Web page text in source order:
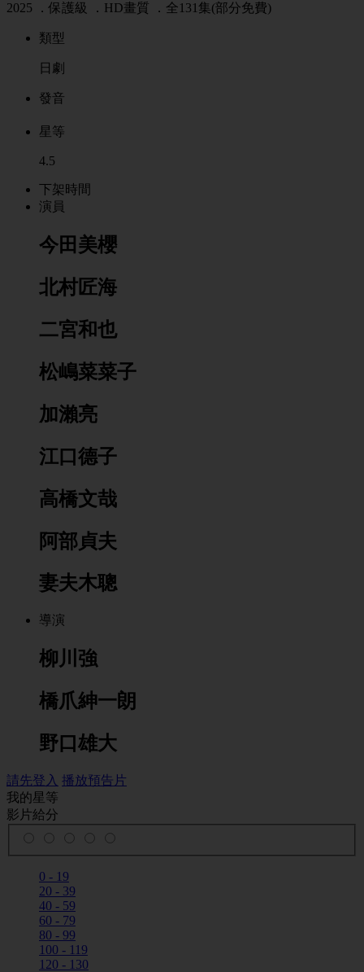
2025 ．保護級 ．HD畫質 ．全131集(部分免費)
類型
日劇
發音
星等
4.5
下架時間
演員
今田美櫻
北村匠海
二宮和也
松嶋菜菜子
加瀨亮
江口德子
高橋文哉
阿部貞夫
妻夫木聰
導演
柳川強
橋爪紳一朗
野口雄大
請先登入 播放預告片
我的星等
影片給分
0 - 19
20 - 39
40 - 59
60 - 79
80 - 99
100 - 119
120 - 130